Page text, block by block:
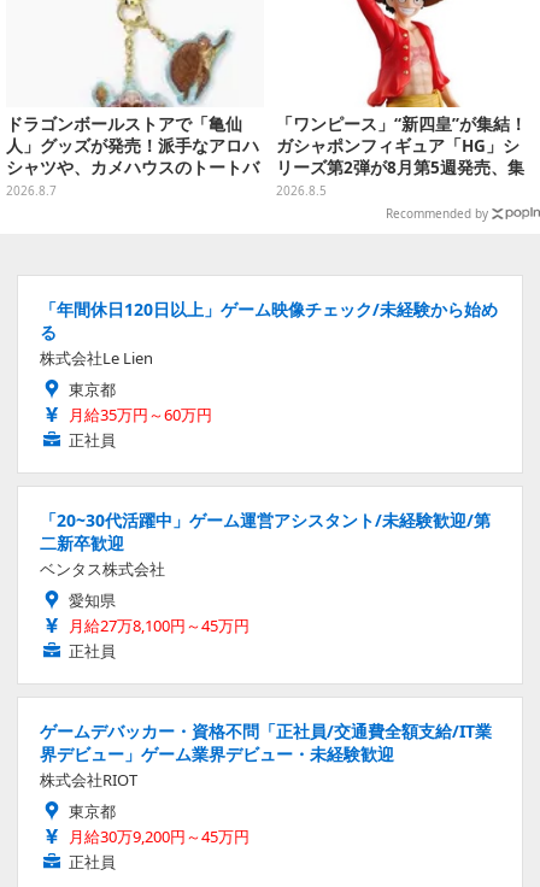
ドラゴンボールストアで「亀仙
人」グッズが発売！派手なアロハ
シャツや、カメハウスのトートバ
ッグなど夏らしいアイテムがズラ
2026.8.7
「ワンピース」“新四皇”が集結！
ガシャポンフィギュア「HG」シ
リーズ第2弾が8月第5週発売、集
めて並べたくなるクオリティ
2026.8.5
Recommended by
「年間休日120日以上」ゲーム映像チェック/未経験から始め
る
株式会社Le Lien
東京都
月給35万円～60万円
正社員
「20~30代活躍中」ゲーム運営アシスタント/未経験歓迎/第
二新卒歓迎
ベンタス株式会社
愛知県
月給27万8,100円～45万円
正社員
ゲームデバッカー・資格不問「正社員/交通費全額支給/IT業
界デビュー」ゲーム業界デビュー・未経験歓迎
株式会社RIOT
東京都
月給30万9,200円～45万円
正社員